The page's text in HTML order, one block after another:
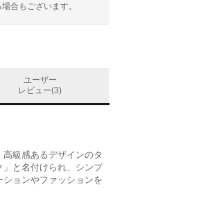
合もございます。
ユーザー
レビュー(3)
級感あるデザインのタ
」と名付けられ、シンプ
ョンやファッションを